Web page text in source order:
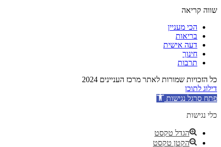
שווה קריאה
הכי מעניין
בריאות
דעה אישית
חינוך
תרבות
כל הזכויות שמורות לאתר מרכז העניינים 2024
דילוג לתוכן
פתח סרגל נגישות
כלי נגישות
הגדל טקסט
הקטן טקסט